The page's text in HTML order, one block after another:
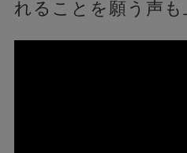
れることを願う声も